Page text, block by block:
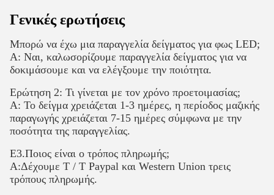
Γενικές ερωτήσεις
Μπορώ να έχω μια παραγγελία δείγματος για φως LED;
Α: Ναι, καλωσορίζουμε παραγγελία δείγματος για να
δοκιμάσουμε και να ελέγξουμε την ποιότητα.
Ερώτηση 2: Τι γίνεται με τον χρόνο προετοιμασίας;
Α: Το δείγμα χρειάζεται 1-3 ημέρες, η περίοδος μαζικής
παραγωγής χρειάζεται 7-15 ημέρες σύμφωνα με την
ποσότητα της παραγγελίας.
Ε3.Ποιος είναι ο τρόπος πληρωμής;
Α:Δέχουμε T / T Paypal και Western Union τρεις
τρόπους πληρωμής.